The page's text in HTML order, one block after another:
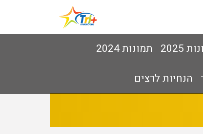
2025
תמונות 2024
הנחיות לרצים